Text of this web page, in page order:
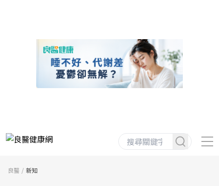
良醫 新知